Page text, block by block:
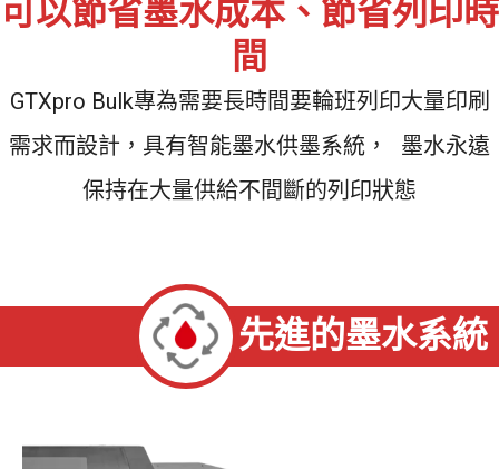
可以節省墨水成本、節省列印時
間
GTXpro Bulk專為需要長時間要輪班列印大量印刷
需求而設計，具有智能墨水供墨系統， 墨水永遠
保持在大量供給不間斷的列印狀態
先進的墨水系統